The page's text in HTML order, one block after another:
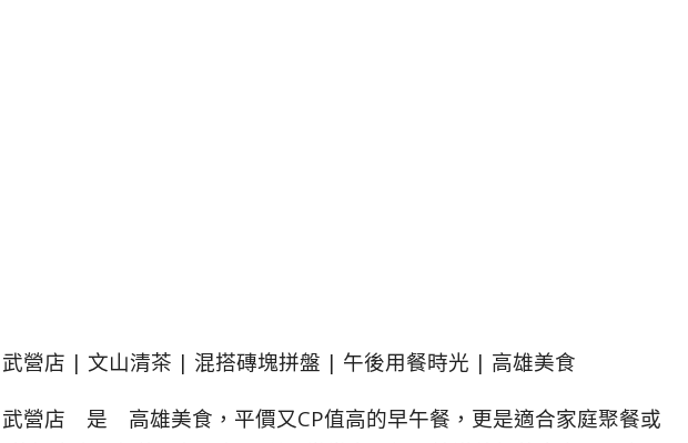
營店 | 文山清茶 | 混搭磚塊拼盤 | 午後用餐時光 | 高雄美食
武營店 是 高雄美食，平價又CP值高的早午餐，更是適合家庭聚餐或